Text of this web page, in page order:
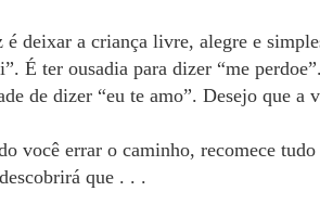
é deixar a criança livre, alegre e
É ter ousadia para dizer “me
de dizer “eu te amo”. Desejo que
você errar o caminho, recomece
que . . .